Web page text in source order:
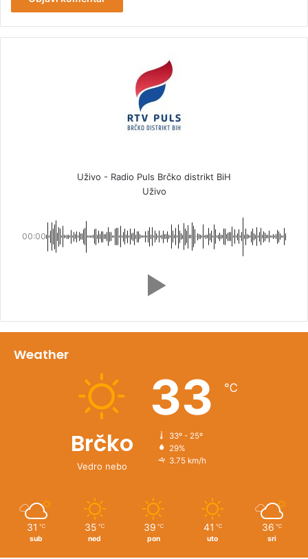
Uživo - Radio Puls Brčko distrikt BiH
Uživo
00:00
Weather
Brčko
Vedro nebo
33 ℃
33º - 25º
29%
3.75 km/h
31 ℃
sub
35 ℃
ned
39 ℃
pon
41 ℃
uto
36 ℃
sri